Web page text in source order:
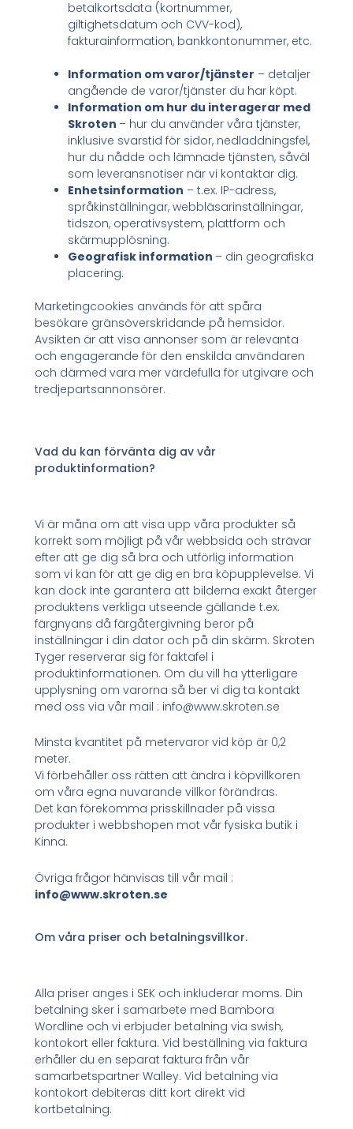
betalkortsdata (kortnummer,
giltighetsdatum och CVV-kod),
fakturainformation, bankkontonummer, etc.
Information om varor/tjänster – detaljer
angående de varor/tjänster du har köpt.
Information om hur du interagerar med
Skroten – hur du använder våra tjänster,
inklusive svarstid för sidor, nedladdningsfel,
hur du nådde och lämnade tjänsten, såväl
som leveransnotiser när vi kontaktar dig.
Enhetsinformation – t.ex. IP-adress,
språkinställningar, webbläsarinställningar,
tidszon, operativsystem, plattform och
skärmupplösning.
Geografisk information – din geografiska
placering.
Marketingcookies används för att spåra
besökare gränsöverskridande på hemsidor.
Avsikten är att visa annonser som är relevanta
och engagerande för den enskilda användaren
och därmed vara mer värdefulla för utgivare och
tredjepartsannonsörer.
Vad du kan förvänta dig av vår
produktinformation?
Vi är måna om att visa upp våra produkter så
korrekt som möjligt på vår webbsida och strävar
efter att ge dig så bra och utförlig information
som vi kan för att ge dig en bra köpupplevelse. Vi
kan dock inte garantera att bilderna exakt återger
produktens verkliga utseende gällande t.ex.
färgnyans då färgåtergivning beror på
inställningar i din dator och på din skärm. Skroten
Tyger reserverar sig för faktafel i
produktinformationen. Om du vill ha ytterligare
upplysning om varorna så ber vi dig ta kontakt
med oss via vår mail : info@www.skroten.se
Minsta kvantitet på metervaror vid köp är 0,2
meter.
Vi förbehåller oss rätten att ändra i köpvillkoren
om våra egna nuvarande villkor förändras.
Det kan förekomma prisskillnader på vissa
produkter i webbshopen mot vår fysiska butik i
Kinna.
Övriga frågor hänvisas till vår mail :
info@www.skroten.se
Om våra priser och betalningsvillkor.
Alla priser anges i SEK och inkluderar moms. Din
betalning sker i samarbete med Bambora
Wordline och vi erbjuder betalning via swish,
kontokort eller faktura. Vid beställning via faktura
erhåller du en separat faktura från vår
samarbetspartner Walley. Vid betalning via
kontokort debiteras ditt kort direkt vid
kortbetalning.